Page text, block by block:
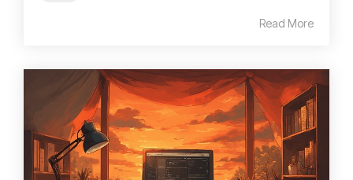
Read More